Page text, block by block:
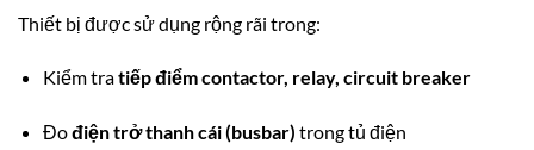
Thiết bị được sử dụng rộng rãi trong:
Kiểm tratiếp điểm contactor, relay, circuit breaker
Đođiện trở thanh cái (busbar) trong tủ điện